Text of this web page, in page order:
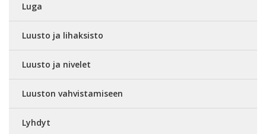
Luga
Luusto ja lihaksisto
Luusto ja nivelet
Luuston vahvistamiseen
Lyhdyt